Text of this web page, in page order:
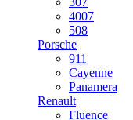
4007
508
Porsche
911
Cayenne
Panamera
Renault
Fluence